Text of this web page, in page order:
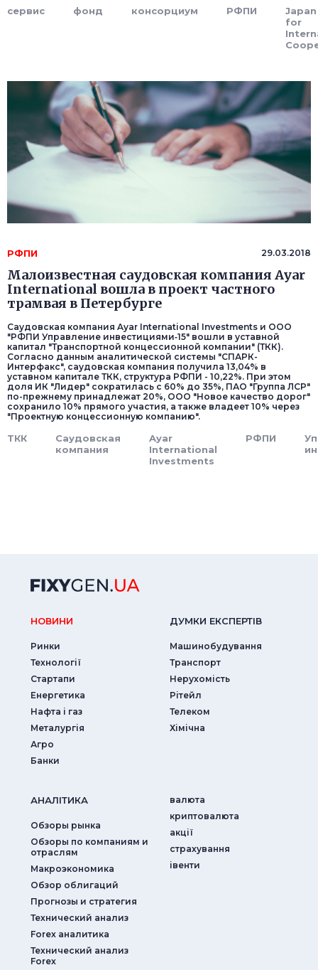
сервис фонд консорциум РФПИ
for
РФПИ 29.03.2018
Малоизвестная саудовская компания Ayar
International вошла в проект частного
трамвая в Петербурге
Саудовская компания Ayar International Investments и ООО
"РФПИ Управление инвестициями‑15" вошли в уставной
капитал "Транспортной концессионной компании" (ТКК).
Согласно данным аналитической системы "СПАРК-
Интерфакс", саудовская компания получила 13,04% в
уставном капитале ТКК, структура РФПИ - 10,22%. При этом
доля ИК "Лидер" сократилась с 60% до 35%, ПАО "Группа ЛСР"
по-прежнему принадлежат 20%, ООО "Новое качество дорог"
сохранило 10% прямого участия, а также владеет 10% через
"Проектную концессионную компанию".
ТКК
Саудовская
компания
Ayar
International
Investments
РФПИ
НОВИНИ
Ринки
Технології
Стартапи
Енергетика
Нафта і газ
Металургія
Агро
Банки
ДУМКИ ЕКСПЕРТIВ
Машинобудування
Транспорт
Нерухомість
Рітейл
Телеком
Хімічна
АНАЛIТИКА
Обзоры рынка
Обзоры по компаниям и
отраслям
Макроэкономика
Обзор облигаций
Прогнозы и стратегия
Технический анализ
Forex аналитика
Технический анализ
Forex
валюта
криптовалюта
акції
страхування
iвенти